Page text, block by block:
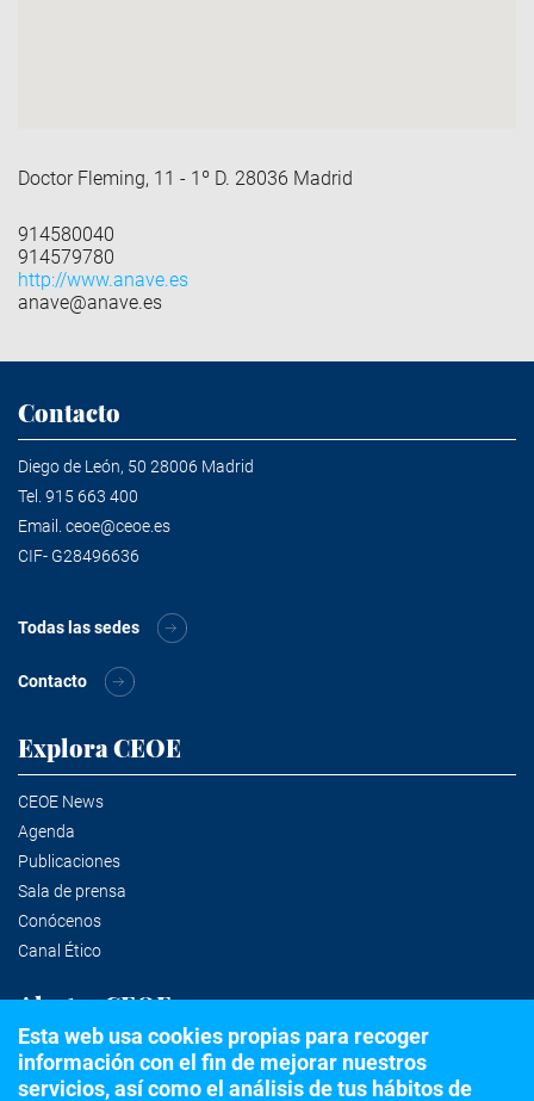
Doctor Fleming, 11 - 1º D. 28036 Madrid
914580040
914579780
http://www.anave.es
anave@anave.es
Contacto
Diego de León, 50 28006 Madrid
Tel. 915 663 400
Email. ceoe@ceoe.es
CIF- G28496636
Todas las sedes
Contacto
Explora CEOE
CEOE News
Agenda
Publicaciones
Sala de prensa
Conócenos
Canal Ético
Alertas CEOE
Suscríbete a la newsletter
Esta web usa cookies propias para recoger
información con el fin de mejorar nuestros
servicios, así como el análisis de tus hábitos de